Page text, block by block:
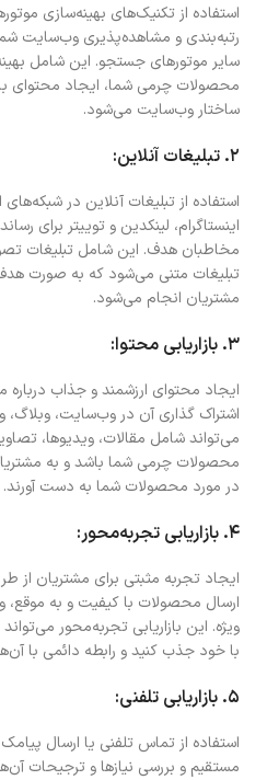
رتبه‌بندی و مشاهده‌پذیری وب‌سایت
سایر موتورهای جستجو. این شامل
محصولات چرمی شما، ایجاد محتوای
ساختار وب‌سایت می‌شود.
۲. تبلیغات آنلاین:
استفاده از تبلیغات آنلاین در
اینستاگرام، لینکدین و توییتر برای
مخاطبان هدف. این شامل تبلیغات
تبلیغات متنی می‌شود که به صورت
مشتریان انجام می‌شود.
۳. بازاریابی محتوا:
ایجاد محتوای ارزشمند و جذاب
اشتراک گذاری آن در وب‌سایت، وبلاگ،
می‌تواند شامل مقالات، ویدیوها،
محصولات چرمی شما باشد و به
در مورد محصولات شما به دست آورند.
۴. بازاریابی تجربه‌محور:
ایجاد تجربه مثبتی برای مشتریان
ارسال محصولات با کیفیت و به موقع،
ویژه. این بازاریابی تجربه‌محور
با خود جذب کنید و رابطه دائمی با آن‌ها
۵. بازاریابی تلفنی:
استفاده از تماس تلفنی یا ارسال
مستقیم و بررسی نیازها و ترجیحات